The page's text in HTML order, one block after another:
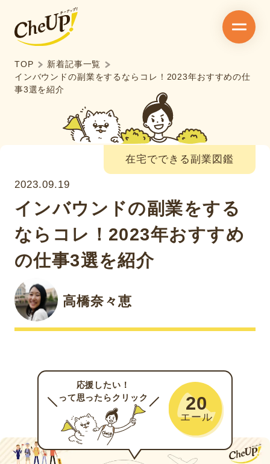
TOP
新着記事一覧
インバウンドの副業をするならコレ！2023年おすすめの仕
事3選を紹介
在宅でできる副業図鑑
2023.09.19
インバウンドの副業をする
ならコレ！2023年おすすめ
の仕事3選を紹介
高橋奈々恵
応援したい！
って思ったらクリック
20
エール